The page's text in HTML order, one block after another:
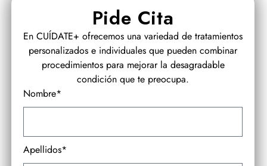
Pide Cita
En CUÍDATE+ ofrecemos una variedad de tratamientos
personalizados e individuales que pueden combinar
procedimientos para mejorar la desagradable
condición que te preocupa.
Nombre*
Apellidos*